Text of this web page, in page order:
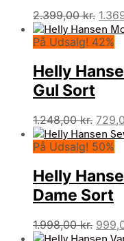
2.399,00kr. Den
pris
På Udsalg! 42%
Helly
Gul Sort
1.248,00kr. Den
pris
På Udsalg! 50%
Helly
Dame Sort
1.998,00kr. Den